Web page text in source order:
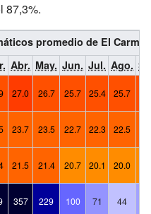
87,3%.
promedio de El
Abr. May. Jun. Jul. Ago.
27.0 26.7 25.7 25.4 25.7
23.7 23.5 22.7 22.3 22.5
21.5 21.4 20.7 20.1 20.0
357 229 100 71 44